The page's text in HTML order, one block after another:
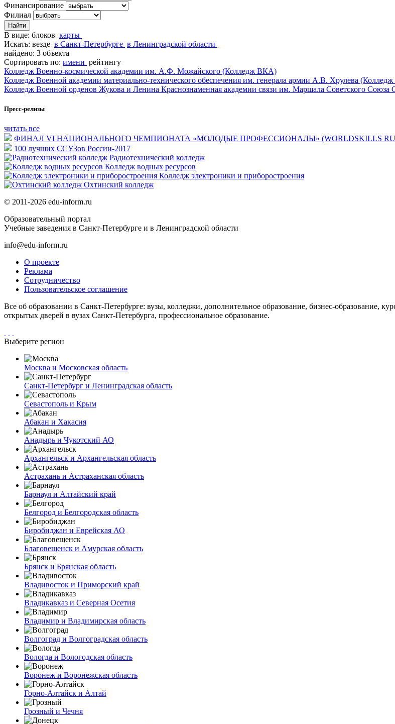
Финансирование
Филиал
В виде: блоков карты
Искать: везде в Санкт-Петербурге в Ленинградской области
найдено: 3 объекта
Сортировать по: имени рейтингу
Колледж Военно-космической академии им. А.Ф. Можайского (Колледж ВКА)
Колледж Военной академии материально-технического обеспечения им. генерала армии А.В. Хрулева
Колледж Военной орденов Жукова и Ленина Краснознаменная академии связи им. Маршала Советского
Пресс-релизы
читать все
ФИНАЛ VI НАЦИОНАЛЬНОГО ЧЕМПИОНАТА «МОЛОДЫЕ ПРОФЕССИОНАЛЫ» (WORLDSKILLS
100 лучших ССУЗов России-2017
Радиотехнический колледж
Колледж водных ресурсов
Колледж электроники и приборостроения
Охтинский колледж
© 2011-2026 edu-inform.ru
Образовательный портал
Учебные заведения в Санкт-Петербурге и в Ленинградской области
info@edu-inform.ru
О проекте
Реклама
Сотрудничество
Пользовательское соглашение
Все об образовании в Санкт-Петербурге: вузы, колледжи, дополнительное образование, бизнес-образование,
открытых дверей в вузах Санкт-Петербурга, профессиональное образование.
Выберите регион
Москва и Московская область
Санкт-Петербург и Ленинградская область
Севастополь и Крым
Абакан и Хакасия
Анадырь и Чукотский АО
Архангельск и Архангельская область
Астрахань и Астраханская область
Барнаул и Алтайский край
Белгород и Белгородская область
Биробиджан и Еврейская АО
Благовещенск и Амурская область
Брянск и Брянская область
Владивосток и Приморский край
Владикавказ и Северная Осетия
Владимир и Владимирская область
Волгоград и Волгоградская область
Вологда и Вологодская область
Воронеж и Воронежская область
Горно-Алтайск и Алтай
Грозный и Чечня